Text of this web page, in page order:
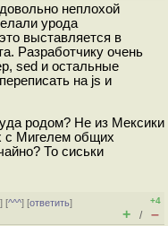
неплохой
урода
выставляется в
Разработчику очень
sed и остальные
на js и
родом? Не из Мексики
с Мигелем общих
То сиськи
] [^^^] [ответить]
+4
+ / –